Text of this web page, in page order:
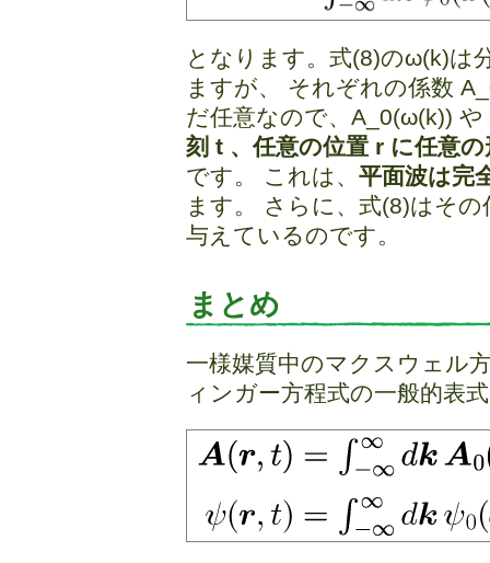
となります。式(8)のω(k)は
ますが、 それぞれの係数
だ任意なので、A_0(ω(k))
刻 t 、任意の位置 r に任意
です。 これは、 平面波は完
ます。 さらに、式(8)はそ
与えているのです。
まとめ
一様媒質中のマクスウェル
ィンガー方程式の一般的表